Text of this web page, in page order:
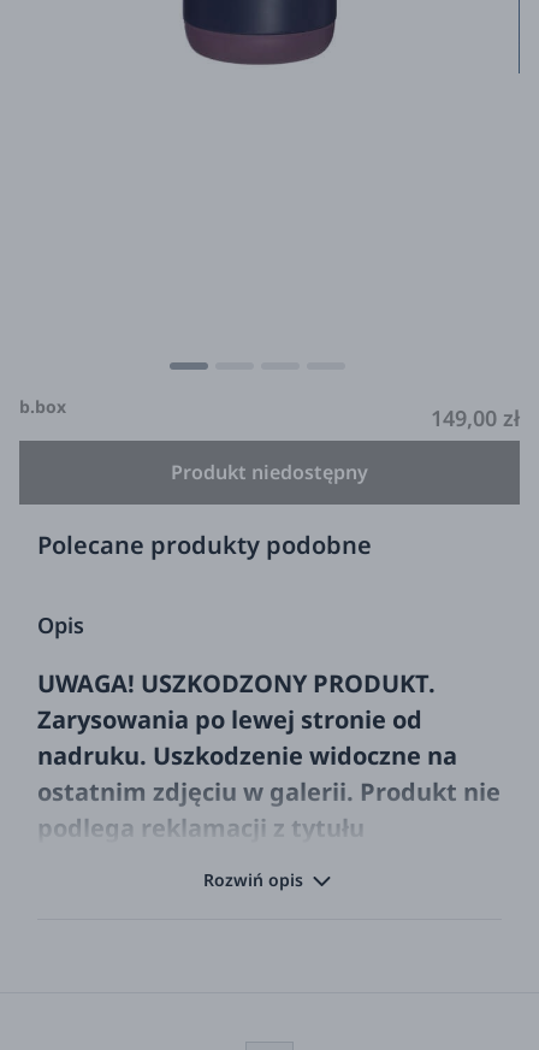
b.box 149,00 zł
Produkt niedostępny
Polecane produkty podobne
Opis
UWAGA! USZKODZONY PRODUKT.
Zarysowania po lewej stronie od
nadruku. Uszkodzenie widoczne na
ostatnim zdjęciu w galerii. Produkt nie
podlega reklamacji z tytułu
Rozwiń opis